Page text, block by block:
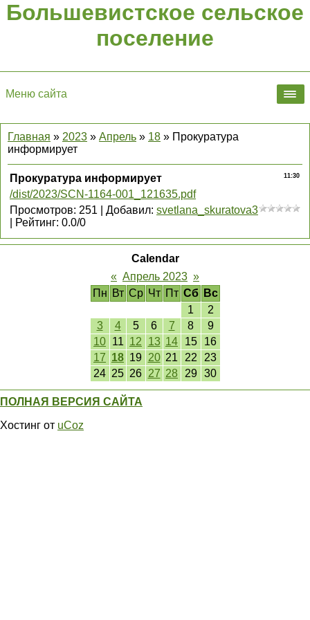
Большевистское сельское
поселение
Меню сайта
Главная » 2023 » Апрель » 18 » Прокуратура
информирует
11:30
Прокуратура информирует
/dist/2023/SCN-1164-001_121635.pdf
Просмотров: 251 Добавил: svetlana_skuratova3
Рейтинг: 0.0/0
Calendar
« Апрель 2023 »
Пн Вт Ср Чт Пт Сб
Вс
1
2
3
4 5 6 7 8
9
10 11 12 13 14 15
16
17 18 19 20 21 22
23
24 25 26 27 28 29 30
ПОЛНАЯ ВЕРСИЯ САЙТА
Хостинг от uCoz